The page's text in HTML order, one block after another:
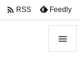

 RSS Feedly